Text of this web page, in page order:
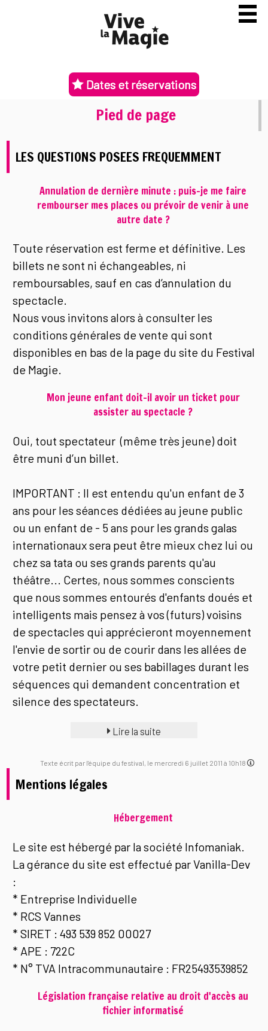
Dates et réservations
Pied de page
LES QUESTIONS POSEES FREQUEMMENT
Annulation de dernière minute : puis-je me faire
rembourser mes places ou prévoir de venir à une
autre date ?
Toute réservation est ferme et définitive. Les
billets ne sont ni échangeables, ni
remboursables, sauf en cas d’annulation du
spectacle.
Nous vous invitons alors à consulter les
conditions générales de vente qui sont
disponibles en bas de la page du site du Festival
de Magie.
Mon jeune enfant doit-il avoir un ticket pour
assister au spectacle ?
Oui, tout spectateur (même très jeune) doit
être muni d’un billet.
IMPORTANT : Il est entendu qu'un enfant de 3
ans pour les séances dédiées au jeune public
ou un enfant de - 5 ans pour les grands galas
internationaux sera peut être mieux chez lui ou
chez sa tata ou ses grands parents qu'au
théâtre... Certes, nous sommes conscients
que nous sommes entourés d'enfants doués et
intelligents mais pensez à vos (futurs) voisins
de spectacles qui apprécieront moyennement
l'envie de sortir ou de courir dans les allées de
votre petit dernier ou ses babillages durant les
séquences qui demandent concentration et
silence des spectateurs.
Lire la suite
Texte écrit par l'équipe du festival, le mercredi 6 juillet 2011 à 10h18
Mentions légales
Hébergement
Le site est hébergé par la société Infomaniak.
La gérance du site est effectué par Vanilla-Dev
:
* Entreprise Individuelle
* RCS Vannes
* SIRET : 493 539 852 00027
* APE : 722C
* N° TVA Intracommunautaire : FR25493539852
Législation française relative au droit d'accès au
fichier informatisé